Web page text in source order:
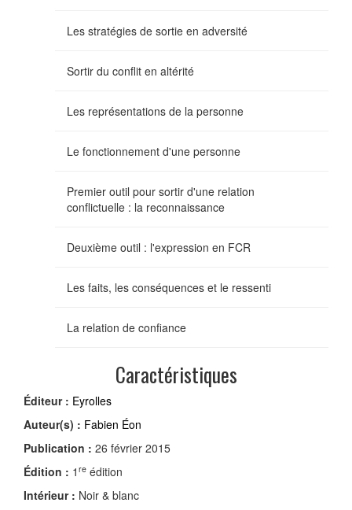
Les stratégies de sortie en adversité
Sortir du conflit en altérité
Les représentations de la personne
Le fonctionnement d'une personne
Premier outil pour sortir d'une relation
conflictuelle : la reconnaissance
Deuxième outil : l'expression en FCR
Les faits, les conséquences et le ressenti
La relation de confiance
Caractéristiques
Éditeur : Eyrolles
Auteur(s) : Fabien Éon
Publication : 26 février 2015
Édition : 1 re édition
Intérieur : Noir & blanc